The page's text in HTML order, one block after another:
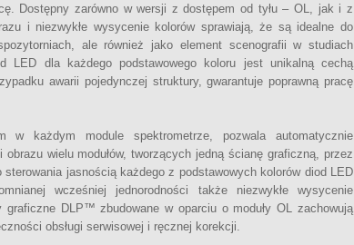
Dostępny zarówno w wersji z dostępem od tyłu – OL, jak i z
i niezwykłe wysycenie kolorów sprawiają, że są idealne do
ale również jako element scenografii w studiach
LED dla każdego podstawowego koloru jest unikalną cechą
awarii pojedynczej struktury, gwarantuje poprawną pracę
w każdym module spektrometrze, pozwala automatycznie
wielu modułów, tworzących jedną ścianę graficzną, przez
jasnością każdego z podstawowych kolorów diod LED
wcześniej jednorodności także niezwykłe wysycenie
DLP™ zbudowane w oparciu o moduły OL zachowują
obsługi serwisowej i ręcznej korekcji.